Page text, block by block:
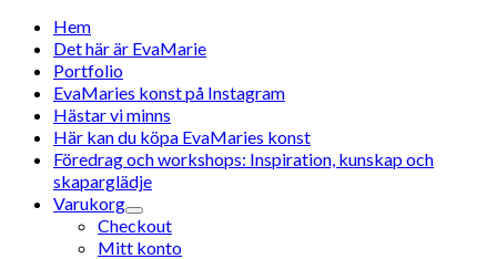
Hem
Det här är EvaMarie
Portfolio
EvaMaries konst på Instagram
Hästar vi minns
Här kan du köpa EvaMaries konst
Föredrag och workshops: Inspiration, kunskap och
skaparglädje
Varukorg
Checkout
Mitt konto